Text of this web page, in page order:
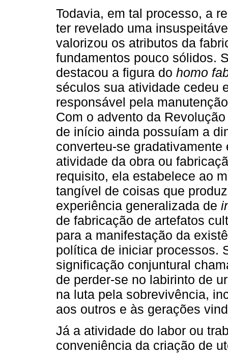
Todavia, em tal processo, a
ter revelado uma
valorizou os atributos da
fundamentos pouco sólidos.
destacou a figura do homo
séculos sua atividade cedeu
responsável pela
Com o advento da
de início ainda possuíam a
converteu-se
atividade da obra ou
requisito, ela estabelece ao
tangível de coisas que
experiência generalizada de
de fabricação de artefatos
para a manifestação da
política de iniciar processos.
significação conjuntural
de perder-se no labirinto de
na luta pela sobrevivência,
aos outros e às gerações
Já a atividade do labor ou
conveniência da criação de